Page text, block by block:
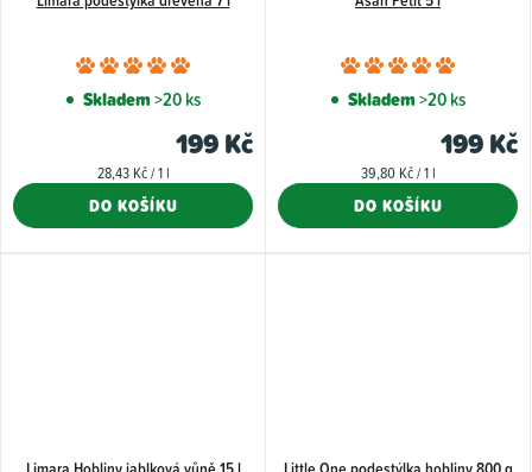
Průměrné
hodnocení
je
5,0
5
Skladem>20 ks
199 Kč
Měrná
28,43 Kč / 1 l
DO KOŠÍKU
je
5,0
5
Skladem>20 ks
199 Kč
Měrná
39,80 Kč / 1 l
DO KOŠÍKU